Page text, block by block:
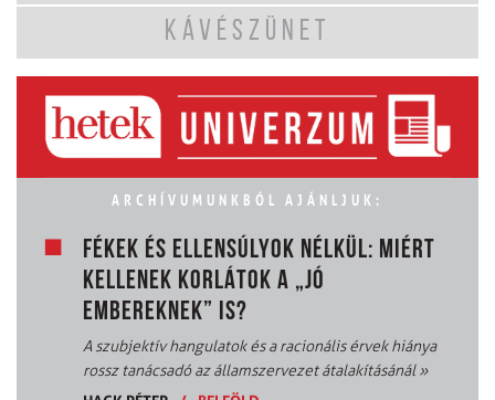
KÁVÉSZÜNET
ARCHÍVUMUNKBÓL AJÁNLJUK:
FÉKEK ÉS ELLENSÚLYOK NÉLKÜL: MIÉRT
KELLENEK KORLÁTOK A „JÓ
EMBEREKNEK” IS?
A szubjektív hangulatok és a racionális érvek hiánya
rossz tanácsadó az államszervezet átalakításánál»